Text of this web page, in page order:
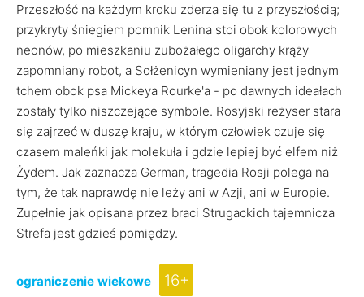
Przeszłość na każdym kroku zderza się tu z przyszłością;
przykryty śniegiem pomnik Lenina stoi obok kolorowych
neonów, po mieszkaniu zubożałego oligarchy krąży
zapomniany robot, a Sołżenicyn wymieniany jest jednym
tchem obok psa Mickeya Rourke'a - po dawnych ideałach
zostały tylko niszczejące symbole. Rosyjski reżyser stara
się zajrzeć w duszę kraju, w którym człowiek czuje się
czasem maleńki jak molekuła i gdzie lepiej być elfem niż
Żydem. Jak zaznacza German, tragedia Rosji polega na
tym, że tak naprawdę nie leży ani w Azji, ani w Europie.
Zupełnie jak opisana przez braci Strugackich tajemnicza
Strefa jest gdzieś pomiędzy.
ograniczenie wiekowe 16+